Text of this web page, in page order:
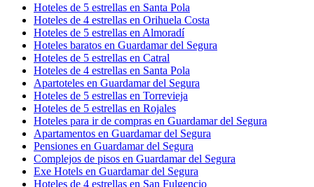
Hoteles de 5 estrellas en Santa Pola
Hoteles de 4 estrellas en Orihuela Costa
Hoteles de 5 estrellas en Almoradí
Hoteles baratos en Guardamar del Segura
Hoteles de 5 estrellas en Catral
Hoteles de 4 estrellas en Santa Pola
Apartoteles en Guardamar del Segura
Hoteles de 5 estrellas en Torrevieja
Hoteles de 5 estrellas en Rojales
Hoteles para ir de compras en Guardamar del Segura
Apartamentos en Guardamar del Segura
Pensiones en Guardamar del Segura
Complejos de pisos en Guardamar del Segura
Exe Hotels en Guardamar del Segura
Hoteles de 4 estrellas en San Fulgencio